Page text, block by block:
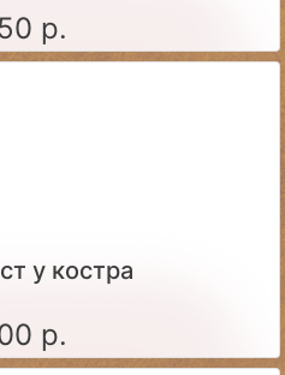
р.
у костра
р.